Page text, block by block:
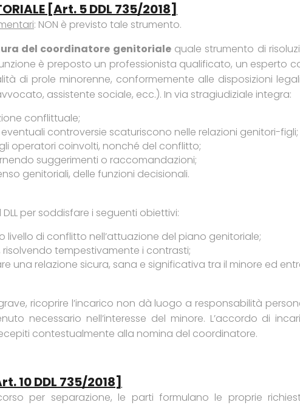
[art. 5 DDL 735/2018]
: NON è previsto tale strumento.
del coordinatore genitorialequale strumento di
è preposto un professionista qualificato, un esperto
di prole minorenne, conformemente alle disposizioni
assistente sociale, ecc.). In via stragiudiziale integra:
conflittuale;
eventuali controversie scaturiscono nelle relazioni genitori-figli;
operatori coinvolti, nonché del conflitto;
suggerimenti o raccomandazioni;
genitoriali, delle funzioni decisionali.
per soddisfare i seguenti obiettivi:
livello di conflitto nell’attuazione del piano genitoriale;
risolvendo tempestivamente i contrasti;
una relazione sicura, sana e significativa tra il minore ed
ricoprire l’incarico non dà luogo a responsabilità
necessario nell’interesse del minore. L’accordo di
contestualmente alla nomina del coordinatore.
10 DDL 735/2018]
per separazione, le parti formulano le proprie